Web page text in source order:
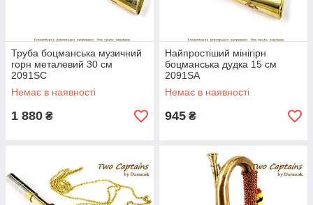
Труба боцманська музичний
горн металевий 30 см
2091SС
Немає в наявності
1 880 ₴
Найпростіший мінігірн
боцманська дудка 15 см
2091SA
Немає в наявності
945 ₴